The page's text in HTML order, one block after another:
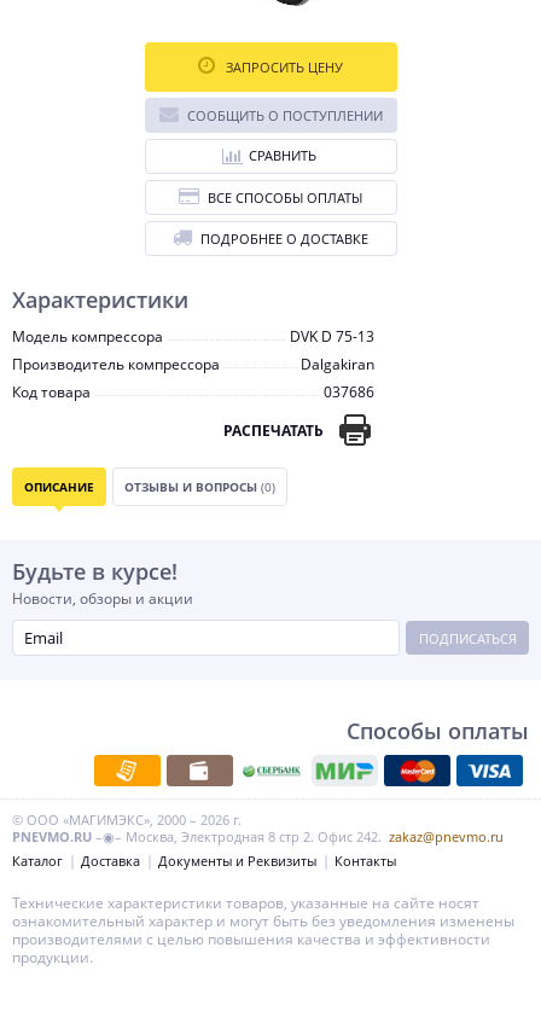
Характеристики
Модель компрессора
DVK D 75-13
Производитель компрессора
Dalgakiran
Код товара
037686
РАСПЕЧАТАТЬ
ЗАПРОСИТЬ ЦЕНУ
СООБЩИТЬ О ПОСТУПЛЕНИИ
СРАВНИТЬ
ВСЕ СПОСОБЫ ОПЛАТЫ
ПОДРОБНЕЕ О ДОСТАВКЕ
ОПИСАНИЕ ОТЗЫВЫ И ВОПРОСЫ (0)
Будьте в курсе!
Новости, обзоры и акции
ПОДПИСАТЬСЯ
Способы оплаты
© ООО «МАГИМЭКС», 2000 – 2026 г.
PNEVMO.RU –◉– Москва, Электродная 8 стр 2. Офис 242. zakaz@pnevmo.ru
Каталог
Доставка Документы и Реквизиты Контакты
Технические характеристики товаров, указанные на сайте носят
ознакомительный характер и могут быть без уведомления изменены
производителями с целью повышения качества и эффективности
продукции.